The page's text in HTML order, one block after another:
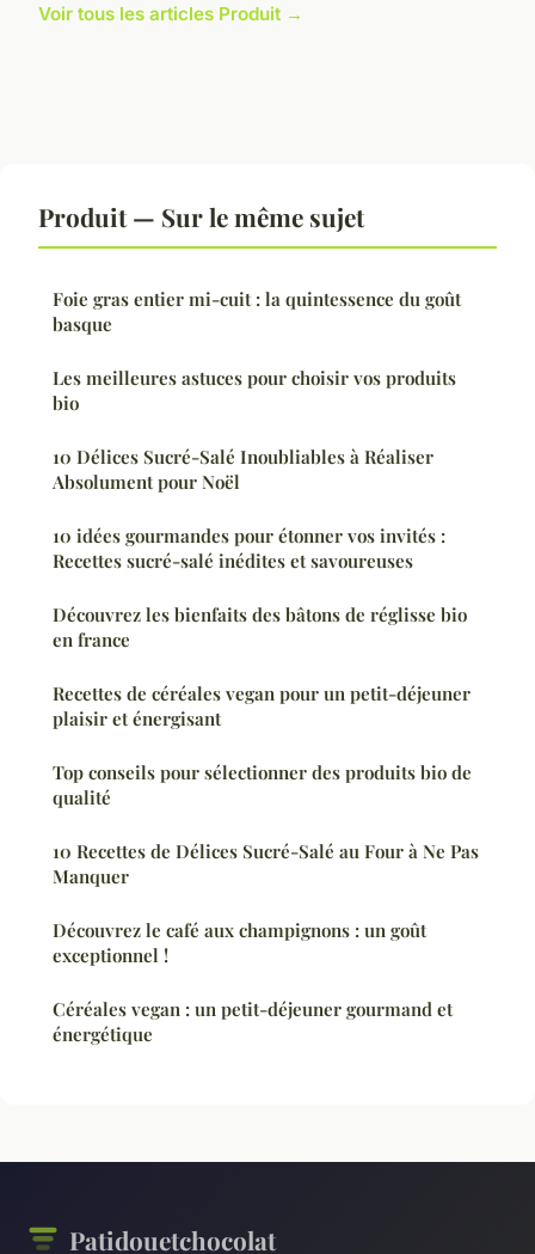
Voir tous les articles Produit →
Produit — Sur le même sujet
Foie gras entier mi-cuit : la quintessence du goût
basque
Les meilleures astuces pour choisir vos produits
bio
10 Délices Sucré-Salé Inoubliables à Réaliser
Absolument pour Noël
10 idées gourmandes pour étonner vos invités :
Recettes sucré-salé inédites et savoureuses
Découvrez les bienfaits des bâtons de réglisse bio
en france
Recettes de céréales vegan pour un petit-déjeuner
plaisir et énergisant
Top conseils pour sélectionner des produits bio de
qualité
10 Recettes de Délices Sucré-Salé au Four à Ne Pas
Manquer
Découvrez le café aux champignons : un goût
exceptionnel !
Céréales vegan : un petit-déjeuner gourmand et
énergétique
Patidouetchocolat